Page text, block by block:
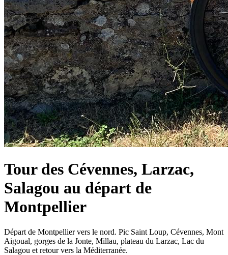
Tour des Cévennes, Larzac,
Salagou au départ de
Montpellier
Départ de Montpellier vers le nord. Pic Saint Loup, Cévennes, Mont
Aigoual, gorges de la Jonte, Millau, plateau du Larzac, Lac du
Salagou et retour vers la Méditerranée.